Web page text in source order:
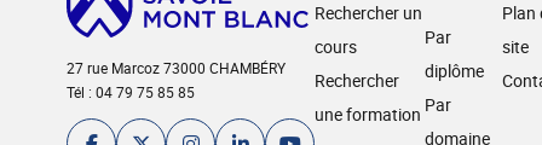
27 rue Marcoz 73000 CHAMBÉRY
Tél : 04 79 75 85 85
Rechercher un
cours
Rechercher
une formation
Par
diplôme
Par
domaine
Plan
site